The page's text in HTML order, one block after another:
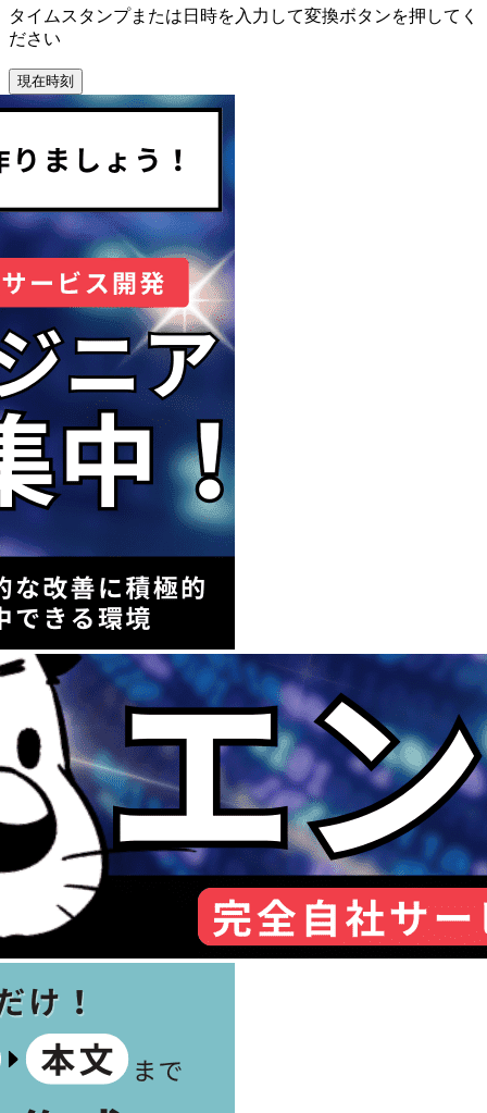
タイムスタンプまたは日時を入力して変換ボタンを押してく
ださい
現在時刻